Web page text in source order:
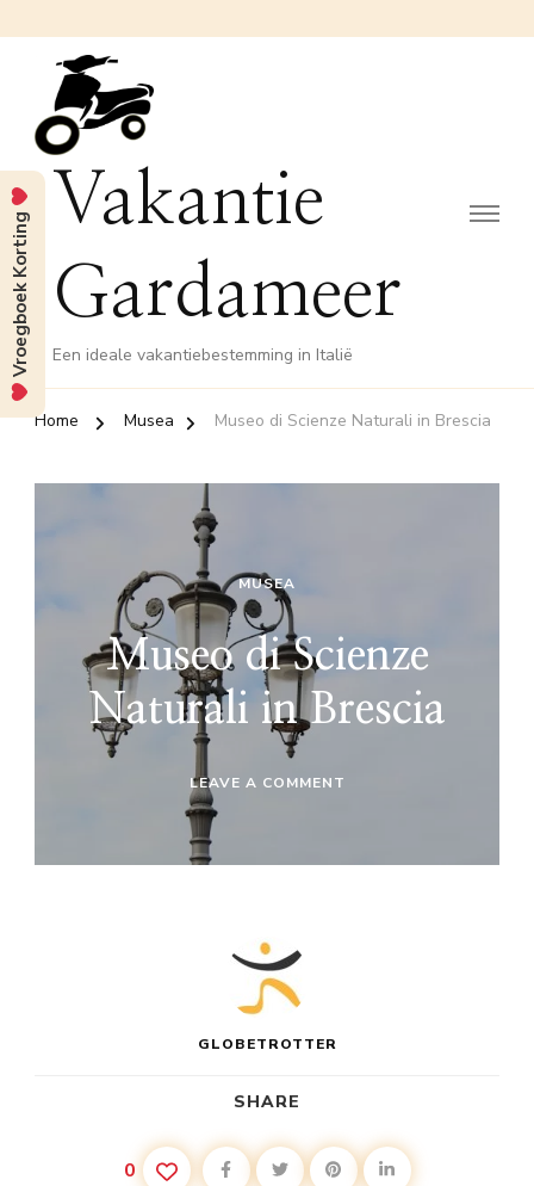
Vakantie
Gardameer
Een ideale vakantiebestemming in Italië
Home Musea Museo di Scienze Naturali in Brescia
MUSEA
Museo di Scienze
Naturali in Brescia
LEAVE A COMMENT
NATURALI
GLOBETROTTER
SHARE
0
Vroegboek Korting